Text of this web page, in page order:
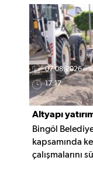
gerçekleştirildi.
Prof. Dr. Ümit
kurum
07.08.2026
17:17
Altyapı
alanlarına
Bingöl
kapsamında
çalışmalarını